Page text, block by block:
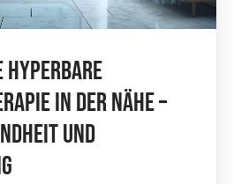
Hyperbare
In Der Nähe –
Und